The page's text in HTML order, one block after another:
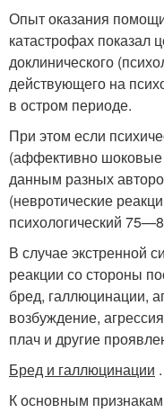
Опыт оказания
катастрофах показал
доклинического
действующего на
в остром периоде.
При этом если
(аффективно шоковые
данным разных
(невротические
психологический
В случае экстренной
реакции со стороны
бред, галлюцинации,
возбуждение,
плач и другие
Бред и галлюцинации .
К основным